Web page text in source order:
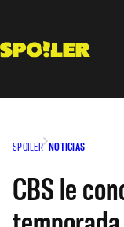
contenido
SPOILER NOTICIAS
CBS le